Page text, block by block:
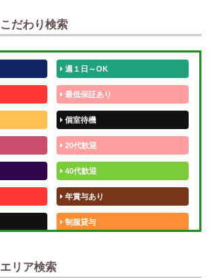
こだわり検索
週１日～OK
最低保証あり
個室待機
20代歓迎
40代歓迎
年賞与あり
制服貸与
エリア検索